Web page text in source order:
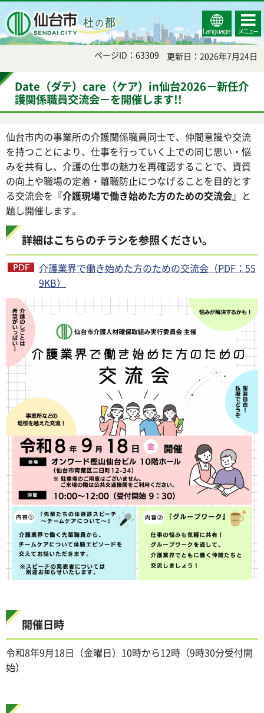
Select
Language
コンテ
ンツメ
ニュー
ページID：63309 更新日：2026年7月24日
Date（ダテ）care（ケア）in仙台2026－新任介
護関係職員交流会－を開催します!!
仙台市内の事業所の介護関係職員同士で、仲間意識や交流
を持つことにより、仕事を行っていく上での同じ思い・悩
みを共有し、介護の仕事の魅力を再確認することで、資質
の向上や職場の定着・離職防止につなげることを目的とす
る交流会を『介護現場で働き始めた方のための交流会』と
題し開催します。
詳細はこちらのチラシを参照ください。
介護業界で働き始めた方のための交流会（PDF：55
9KB）
開催日時
令和8年9月18日（金曜日）10時から12時（9時30分受付開
始）